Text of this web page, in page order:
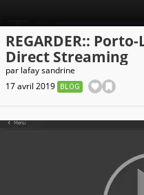
REGARDER::
Direct Streaming
par lafay sandrine
17 avril 2019
BLOG